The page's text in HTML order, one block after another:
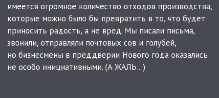
имеется огромное количество отходов производства,
которые можно было бы превратить в то, что будет
приносить радость, а не вред. Мы писали письма,
звонили, отправляли почтовых сов и голубей,
но бизнесмены в преддверии Нового года оказались
не особо инициативными. (А ЖАЛЬ…)